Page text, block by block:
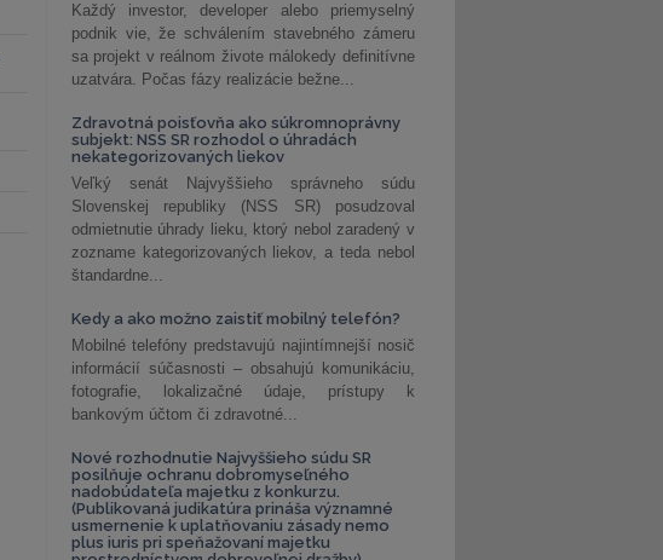
Každý investor, developer alebo priemyselný
podnik vie, že schválením stavebného zámeru
sa projekt v reálnom živote málokedy definitívne
uzatvára. Počas fázy realizácie bežne...
Zdravotná poisťovňa ako súkromnoprávny
subjekt: NSS SR rozhodol o úhradách
nekategorizovaných liekov
Veľký senát Najvyššieho správneho súdu
Slovenskej republiky (NSS SR) posudzoval
odmietnutie úhrady lieku, ktorý nebol zaradený v
zozname kategorizovaných liekov, a teda nebol
štandardne...
Kedy a ako možno zaistiť mobilný telefón?
Mobilné telefóny predstavujú najintímnejší nosič
informácií súčasnosti – obsahujú komunikáciu,
fotografie, lokalizačné údaje, prístupy k
bankovým účtom či zdravotné...
Nové rozhodnutie Najvyššieho súdu SR
posilňuje ochranu dobromyseľného
nadobúdateľa majetku z konkurzu.
(Publikovaná judikatúra prináša významné
usmernenie k uplatňovaniu zásady nemo
plus iuris pri speňažovaní majetku